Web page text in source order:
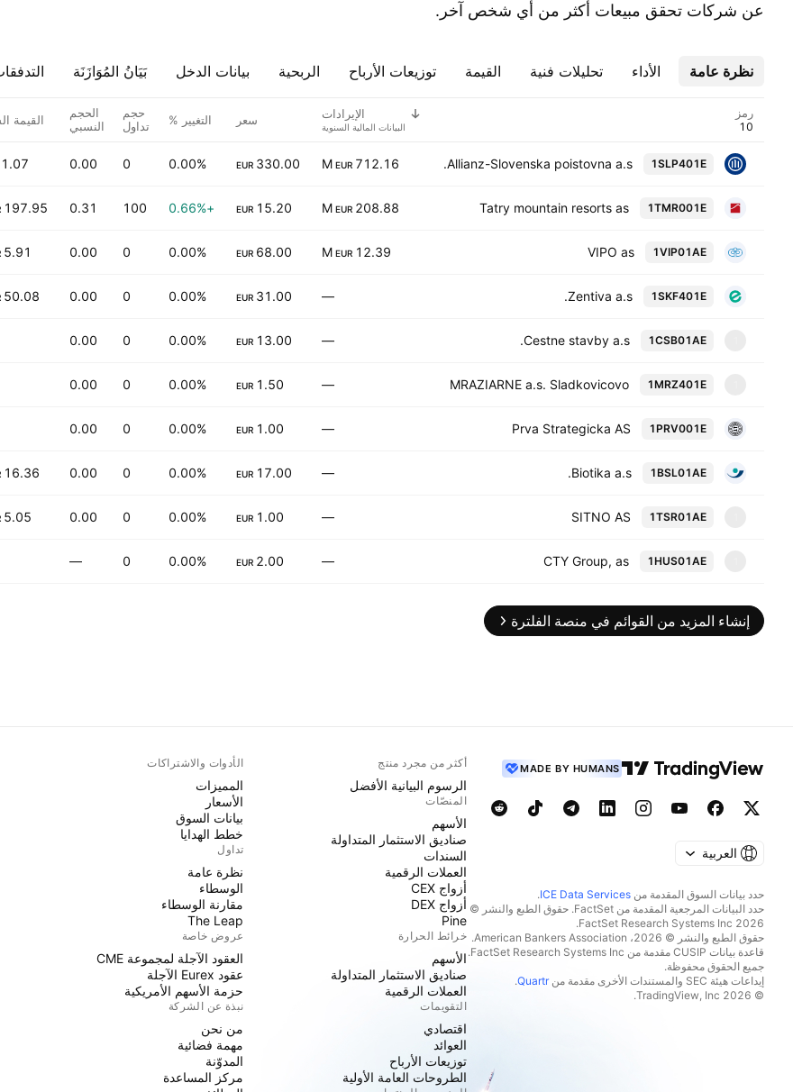
عن شركات تحقق مبيعات أكثر من أي شخص آخر.
نظرة عامة الأداء تحليلات فنية القيمة توزيعات الأرباح الربحية بيانات الدخل بَيَانُ المُوَازَنَة
رمز الإيرادات
⁧البيانات المالية السنوية⁩ سعر التغيير %
حجم
تداول
الحجم
النسبي
القيمة
1SLP401E
Allianz-Slovenska poistovna a.s.
712.16 M
EUR
330.00
EUR
0.00%
0
0.00
1.07 B
1TMR001E
Tatry mountain resorts as
208.88 M
EUR
15.20
EUR
+0.66%
100
0.31
197.95 M
1VIP01AE
VIPO as
12.39 M
EUR
68.00
EUR
0.00%
0
0.00
5.91 M
1SKF401E
Zentiva a.s.
—
31.00
EUR
0.00%
0
0.00
50.08 M
1CSB01AE
Cestne stavby a.s.
—
13.00
EUR
0.00%
0
0.00
1MRZ401E
MRAZIARNE a.s. Sladkovicovo
—
1.50
EUR
0.00%
0
0.00
1PRV001E
Prva Strategicka AS
—
1.00
EUR
0.00%
0
0.00
1BSL01AE
Biotika a.s.
—
17.00
EUR
0.00%
0
0.00
16.36 M
1TSR01AE
SITNO AS
—
1.00
EUR
0.00%
0
0.00
5.05 M
1HUS01AE
CTY Group, as
—
2.00
EUR
0.00%
0
—
إنشاء المزيد من القوائم في منصة الفلترة
MADE BY HUMANS
العربية
حدد بيانات السوق المقدمة من ICE Data Services
.
حدد البيانات المرجعية المقدمة من FactSet. حقوق الطبع والنشر ©
2026 FactSet Research Systems Inc.
حقوق الطبع والنشر © 2026، American Bankers Association.
قاعدة بيانات CUSIP مقدمة من FactSet Research Systems Inc.
جميع الحقوق محفوظة.
إيداعات هيئة SEC والمستندات الأخرى مقدمة من
Quartr
.
© 2026 TradingView, Inc.
أكثر من مجرد منتج
الرسوم البيانية الأفضل
المنصّات
الأسهم
صناديق الاستثمار المتداولة
السندات
العملات الرقمية
أزواج CEX
أزواج DEX
Pine
خرائط الحرارة
الأسهم
صناديق الاستثمار المتداولة
العملات الرقمية
التقويمات
اقتصادي
العوائد
توزيعات الأرباح
الطروحات العامة الأولية
الأدوات والاشتراكات
المميزات
الأسعار
بيانات السوق
خطط الهدايا
تداول
نظرة عامة
الوسطاء
مقارنة الوسطاء
The Leap
عروض خاصة
العقود الآجلة لمجموعة CME
عقود Eurex الآجلة
حزمة الأسهم الأمريكية
نبذة عن الشركة
من نحن
مهمة فضائية
المدوّنة
مركز المساعدة